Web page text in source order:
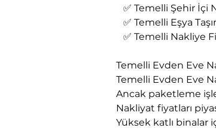
✅ Temelli Şehir
✅ Temelli Eşya
✅ Temelli Nakliye
Temelli Evden Eve
Temelli Evden Eve
Ancak paketleme
Nakliyat fiyatları
Yüksek katlı binalar